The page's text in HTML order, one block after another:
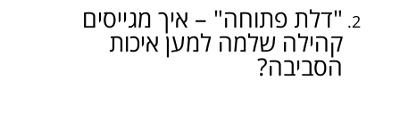
"דלת פתוחה" – איך מגייסים
קהילה שלמה למען איכות
הסביבה?